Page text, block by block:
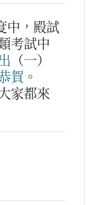
中，殿試
考試中
（一）
賀 。
家都來